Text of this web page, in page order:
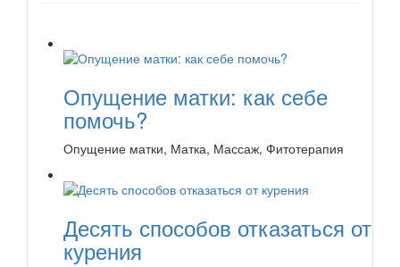
Опущение матки: как себе
помочь?
Опущение матки, Матка, Массаж, Фитотерапия
Десять способов отказаться от
курения